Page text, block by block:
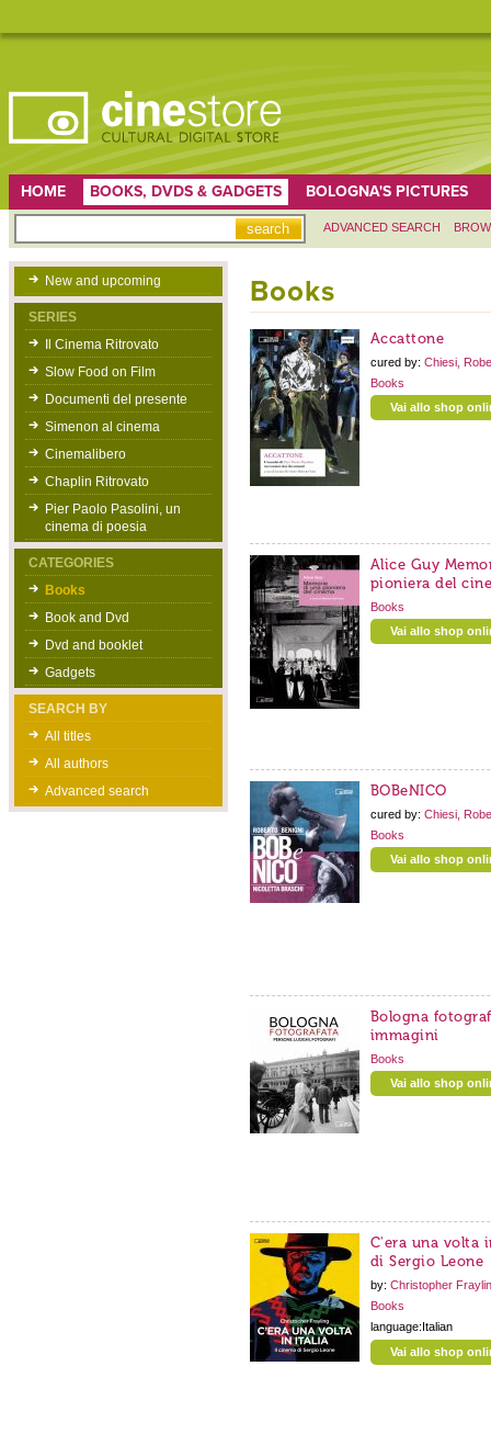
HOME BOOKS, DVDS & GADGETS BOLOGNA'S PICTURES
ADVANCED SEARCH
New and upcoming
SERIES
Il Cinema Ritrovato
Slow Food on Film
Documenti del presente
Simenon al cinema
Cinemalibero
Chaplin Ritrovato
Pier Paolo Pasolini, un
cinema di poesia
CATEGORIES
Books
Book and Dvd
Dvd and booklet
Gadgets
SEARCH BY
All titles
All authors
Advanced search
Books
Accattone
cured by: Chiesi,
Books
Vai allo shop
Alice Guy
pioniera del
Books
Vai allo shop
BOBeNICO
cured by: Chiesi,
Books
Vai allo shop
Bologna
immagini
Books
Vai allo shop
C'era una volta
di Sergio Leone
by: Christopher
Books
language:Italian
Vai allo shop